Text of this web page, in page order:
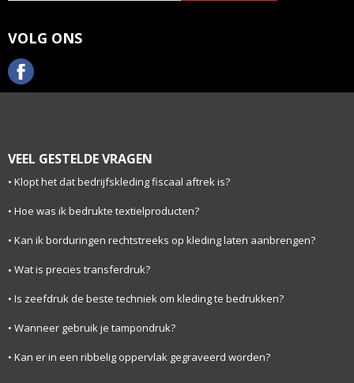
VOLG ONS
VEEL GESTELDE VRAGEN
Klopt het dat bedrijfskleding fiscaal aftrek is?
Hoe was ik bedrukte textielproducten?
Kan ik borduringen rechtstreeks op kleding laten aanbrengen?
Wat is precies transferdruk?
Is zeefdruk de beste techniek om kleding te bedrukken?
Wanneer gebruik je tampondruk?
Kan er in een ribbelig oppervlak gegraveerd worden?